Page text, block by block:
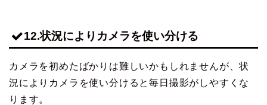
12.状況によりカメラを使い分ける
カメラを初めたばかりは難しいかもしれませんが、状
況によりカメラを使い分けると毎日撮影がしやすくな
ります。